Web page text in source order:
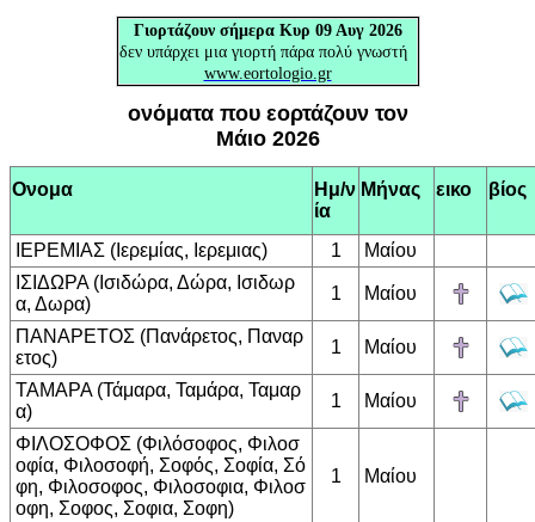
Γιορτάζουν σήμερα Κυρ 09 Αυγ 2026
δεν υπάρχει μια γιορτή πάρα πολύ γνωστή
www.eortologio.gr
ονόματα που εορτάζουν τον
Μάιο 2026
Ονομα
Ημ/ν
ία
Μήνας εικο βίος
ΙΕΡΕΜΙΑΣ (Ιερεμίας, Ιερεμιας) 1
Μαίου
ΙΣΙΔΩΡΑ (Ισιδώρα, Δώρα, Ισιδωρ
α, Δωρα)
1 Μαίου
ΠΑΝΑΡΕΤΟΣ (Πανάρετος, Παναρ
ετος)
1 Μαίου
ΤΑΜΑΡΑ (Τάμαρα, Ταμάρα, Ταμαρ
α)
1 Μαίου
ΦΙΛΟΣΟΦΟΣ (Φιλόσοφος, Φιλοσ
οφία, Φιλοσοφή, Σοφός, Σοφία, Σό
φη, Φιλοσοφος, Φιλοσοφια, Φιλοσ
οφη, Σοφος, Σοφια, Σοφη)
1 Μαίου